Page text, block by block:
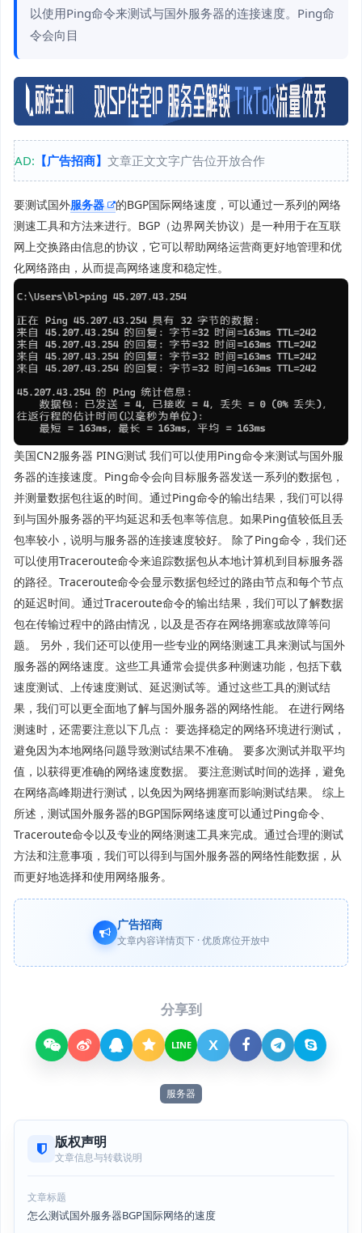
以使用Ping命令来测试与国外服务器的连接速度。Ping命
令会向目
AD: 【广告招商】 文章正文文字广告位开放合作
要测试国外服务器
的BGP国际网络速度，可以通过一系列的网络
测速工具和方法来进行。BGP（边界网关协议）是一种用于在互联
网上交换路由信息的协议，它可以帮助网络运营商更好地管理和优
化网络路由，从而提高网络速度和稳定性。
美国CN2服务器 PING测试 我们可以使用Ping命令来测试与国外服
务器的连接速度。Ping命令会向目标服务器发送一系列的数据包，
并测量数据包往返的时间。通过Ping命令的输出结果，我们可以得
到与国外服务器的平均延迟和丢包率等信息。如果Ping值较低且丢
包率较小，说明与服务器的连接速度较好。 除了Ping命令，我们还
可以使用Traceroute命令来追踪数据包从本地计算机到目标服务器
的路径。Traceroute命令会显示数据包经过的路由节点和每个节点
的延迟时间。通过Traceroute命令的输出结果，我们可以了解数据
包在传输过程中的路由情况，以及是否存在网络拥塞或故障等问
题。 另外，我们还可以使用一些专业的网络测速工具来测试与国外
服务器的网络速度。这些工具通常会提供多种测速功能，包括下载
速度测试、上传速度测试、延迟测试等。通过这些工具的测试结
果，我们可以更全面地了解与国外服务器的网络性能。 在进行网络
测速时，还需要注意以下几点： 要选择稳定的网络环境进行测试，
避免因为本地网络问题导致测试结果不准确。 要多次测试并取平均
值，以获得更准确的网络速度数据。 要注意测试时间的选择，避免
在网络高峰期进行测试，以免因为网络拥塞而影响测试结果。 综上
所述，测试国外服务器的BGP国际网络速度可以通过Ping命令、
Traceroute命令以及专业的网络测速工具来完成。通过合理的测试
方法和注意事项，我们可以得到与国外服务器的网络性能数据，从
而更好地选择和使用网络服务。
广告招商
文章内容详情页下 · 优质席位开放中
分享到
LINE X
服务器
版权声明
文章信息与转载说明
文章标题
怎么测试国外服务器BGP国际网络的速度